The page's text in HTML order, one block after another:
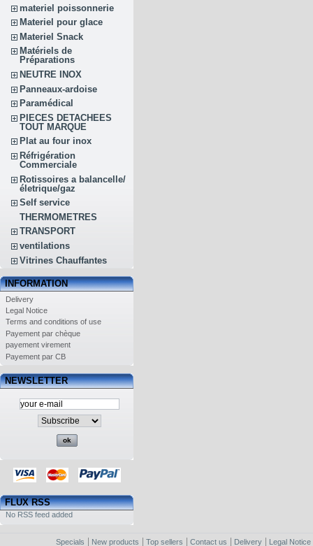
materiel poissonnerie
Materiel pour glace
Materiel Snack
Matériels de
Préparations
NEUTRE INOX
Panneaux-ardoise
Paramédical
PIECES DETACHEES
TOUT MARQUE
Plat au four inox
Réfrigération
Commerciale
Rotissoires a balancelle/
életrique/gaz
Self service
THERMOMETRES
TRANSPORT
ventilations
Vitrines Chauffantes
INFORMATION
Delivery
Legal Notice
Terms and conditions of use
Payement par chèque
payement virement
Payement par CB
NEWSLETTER
FLUX RSS
No RSS feed added
Specials New products Top sellers Contact us Delivery Legal Notice